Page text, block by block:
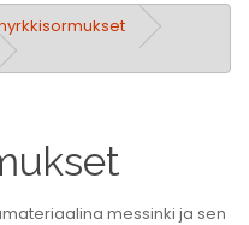
messinki ja sen